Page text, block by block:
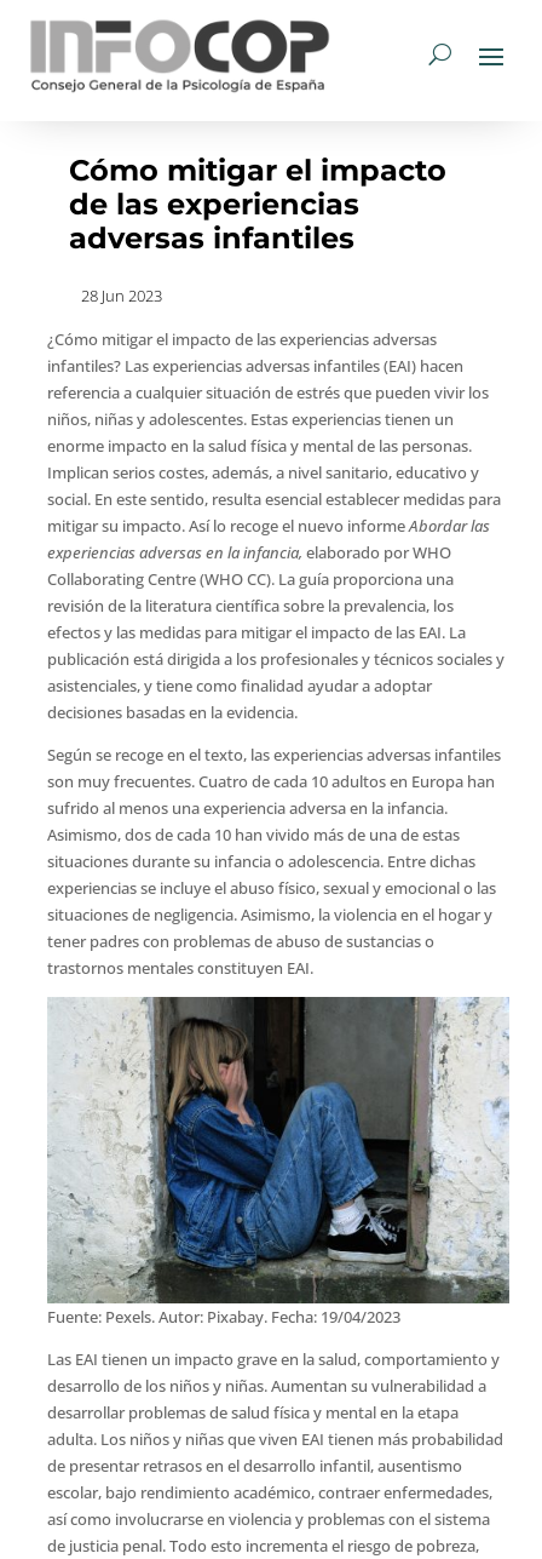
Cómo mitigar el impacto
de las experiencias
adversas infantiles
28 Jun 2023
¿Cómo mitigar el impacto de las experiencias adversas
infantiles? Las experiencias adversas infantiles (EAI) hacen
referencia a cualquier situación de estrés que pueden vivir los
niños, niñas y adolescentes. Estas experiencias tienen un
enorme impacto en la salud física y mental de las personas.
Implican serios costes, además, a nivel sanitario, educativo y
social. En este sentido, resulta esencial establecer medidas para
mitigar su impacto. Así lo recoge el nuevo informeAbordar las
experiencias adversas en la infancia, elaborado por WHO
Collaborating Centre (WHO CC). La guía proporciona una
revisión de la literatura científica sobre la prevalencia, los
efectos y las medidas para mitigar el impacto de las EAI. La
publicación está dirigida a los profesionales y técnicos sociales y
asistenciales, y tiene como finalidad ayudar a adoptar
decisiones basadas en la evidencia.
Según se recoge en el texto, las experiencias adversas infantiles
son muy frecuentes. Cuatro de cada 10 adultos en Europa han
sufrido al menos una experiencia adversa en la infancia.
Asimismo, dos de cada 10 han vivido más de una de estas
situaciones durante su infancia o adolescencia. Entre dichas
experiencias se incluye el abuso físico, sexual y emocional o las
situaciones de negligencia. Asimismo, la violencia en el hogar y
tener padres con problemas de abuso de sustancias o
trastornos mentales constituyen EAI.
Fuente: Pexels. Autor: Pixabay. Fecha: 19/04/2023
Las EAI tienen un impacto grave en la salud, comportamiento y
desarrollo de los niños y niñas. Aumentan su vulnerabilidad a
desarrollar problemas de salud física y mental en la etapa
adulta. Los niños y niñas que viven EAI tienen más probabilidad
de presentar retrasos en el desarrollo infantil, ausentismo
escolar, bajo rendimiento académico, contraer enfermedades,
así como involucrarse en violencia y problemas con el sistema
de justicia penal. Todo esto incrementa el riesgo de pobreza,